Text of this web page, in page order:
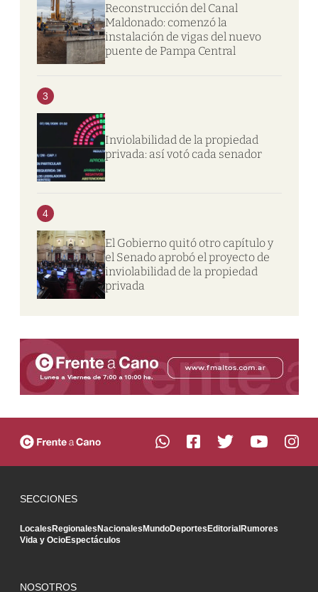
Reconstrucción del Canal
Maldonado: comenzó la
instalación de vigas del nuevo
puente de Pampa Central
3
Inviolabilidad de la propiedad
privada: así votó cada senador
4
El Gobierno quitó otro capítulo y
el Senado aprobó el proyecto de
inviolabilidad de la propiedad
privada
SECCIONES
LocalesRegionalesNacionalesMundoDeportesEditorialRumores
Vida y OcioEspectáculos
NOSOTROS